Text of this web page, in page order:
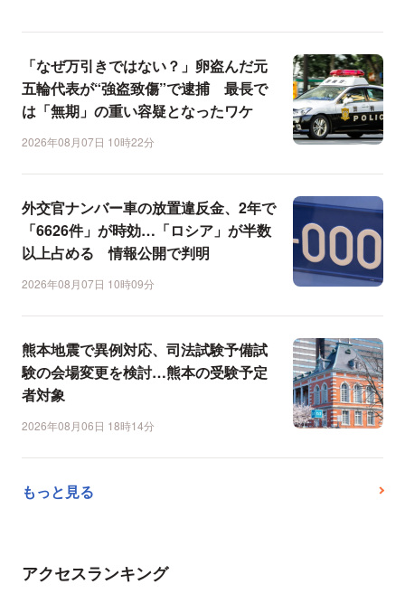
「なぜ万引きではない？」卵盗んだ元
五輪代表が“強盗致傷”で逮捕 最長で
は「無期」の重い容疑となったワケ
2026年08月07日 10時22分
外交官ナンバー車の放置違反金、2年で
「6626件」が時効…「ロシア」が半数
以上占める 情報公開で判明
2026年08月07日 10時09分
熊本地震で異例対応、司法試験予備試
験の会場変更を検討…熊本の受験予定
者対象
2026年08月06日 18時14分
もっと見る
アクセスランキング